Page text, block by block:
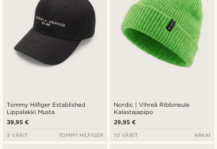
Tommy Hilfiger Established
Lippalakki Musta
39,95 €
3 VÄRIT TOMMY HILFIGER
Nordic | Vihreä Ribbineule
Kalastajapipo
29,95 €
10 VÄRIT ARKAI